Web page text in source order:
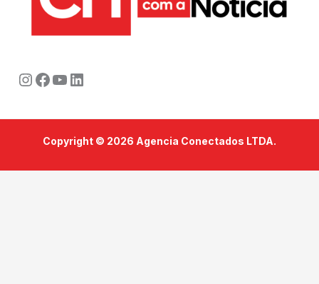
Instagram
Facebook
Youtube
LinkedIn
Copyright © 2026 Agencia Conectados LTDA.